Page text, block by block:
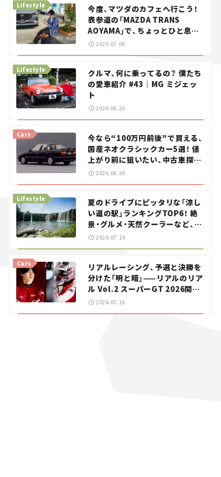
今度、マツダのカフェへ行こう！
表参道の「MAZDA TRANS
AOYAMA」で、ちょっとひと息。
——連載｜CCGとクルマでどうす
Lifestyle
2026.07.06
クルマ、何に乗ってるの？ 僕たち
の愛車紹介 #43｜MG ミジェッ
ト
Lifestyle
2026.06.26
今なら“100万円前後”で買える、
国産ネオクラシックカー5選！ 値
上がり前に狙いたい、中古車探し
をお手伝い――ちょっとイケてるマ
Cars
2026.06.30
夏のドライブにピッタリな「涼し
い道の駅」ランキングTOP6！ 絶
景・グルメ・天然クーラーなど、避
暑におすすめのスポットを紹介
【道の駅マニアの推し駅ガイド】
Lifestyle
2026.07.19
リアルレーシング、予選と決勝を
分けた「明と暗」——リアルのリア
ル Vol.2 スーパーGT 2026開幕
戦 岡山国際サーキット
Cars
2026.07.16